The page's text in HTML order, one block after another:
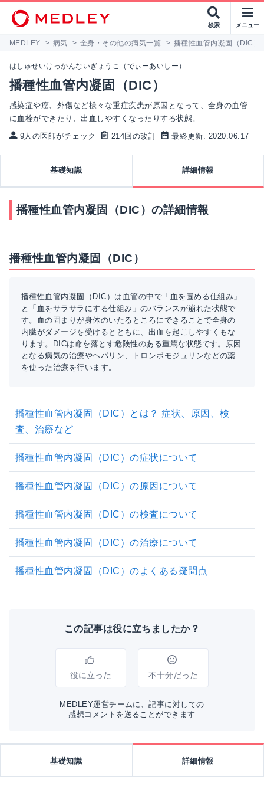
検索 メニュー
MEDLEY > 病気 > 全身・その他の病気一覧 > 播種性血管内凝固（DIC）
はしゅせいけっかんないぎょうこ（でぃーあいしー）
播種性血管内凝固（DIC）
感染症や癌、外傷など様々な重症疾患が原因となって、全身の血管
に血栓ができたり、出血しやすくなったりする状態。
9人の医師がチェック
214回の改訂 最終更新: 2020.06.17
基礎知識 詳細情報
播種性血管内凝固（DIC）の詳細情報
播種性血管内凝固（DIC）
播種性血管内凝固（DIC）は血管の中で「血を固める仕組み」
と「血をサラサラにする仕組み」のバランスが崩れた状態で
す。血の固まりが身体のいたるところにできることで全身の
内臓がダメージを受けるとともに、出血を起こしやすくもな
ります。DICは命を落とす危険性のある重篤な状態です。原因
となる病気の治療やヘパリン、トロンボモジュリンなどの薬
を使った治療を行います。
播種性血管内凝固（DIC）とは？ 症状、原因、検
査、治療など
播種性血管内凝固（DIC）の症状について
播種性血管内凝固（DIC）の原因について
播種性血管内凝固（DIC）の検査について
播種性血管内凝固（DIC）の治療について
播種性血管内凝固（DIC）のよくある疑問点
この記事は役に立ちましたか？
役に立った 不十分だった
MEDLEY運営チームに、記事に対しての
感想コメントを送ることができます
基礎知識 詳細情報